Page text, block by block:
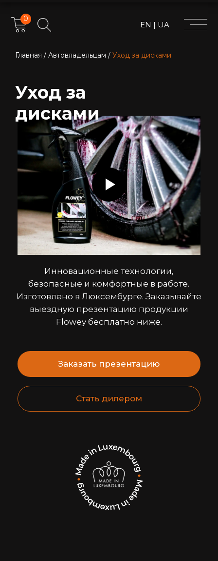
Инновационные технологии,
безопасные и комфортные в работе.
Изготовлено в Люксембурге. Заказывайте
выездную презентацию продукции
Flowey бесплатно ниже.
Уход за
дисками
Главная /Автовладельцам /Уход за дисками
0
EN | UA
Заказать презентацию
Стать дилером